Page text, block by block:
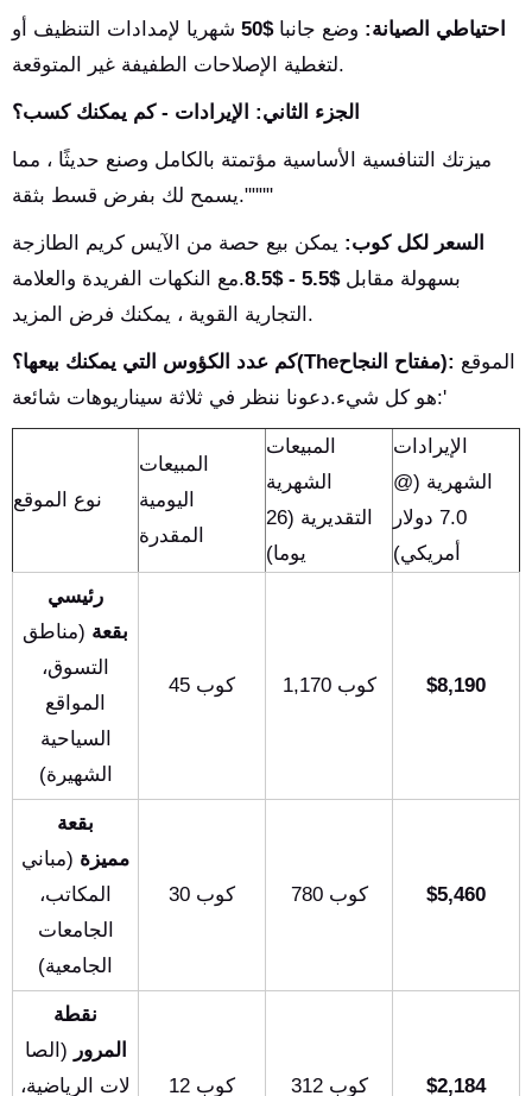
احتياطي الصيانة: وضع جانبا$50
شهريا لإمدادات التنظيف أو
لتغطية الإصلاحات الطفيفة غير المتوقعة.
الجزء الثاني: الإيرادات - كم يمكنك كسب؟
ميزتك التنافسية الأساسية مؤتمتة بالكامل وصنع حديثًا ، مما
يسمح لك بفرض قسط بثقة.""""
السعر لكل كوب: يمكن بيع حصة من الآيس كريم الطازجة
بسهولة مقابل$5.5 - $8.5
.مع النكهات الفريدة والعلامة
التجارية القوية ، يمكنك فرض المزيد.
كم عدد الكؤوس التي يمكنك بيعها؟(Theمفتاح النجاح):
هو كل شيء.دعونا ننظر في ثلاثة سيناريوهات شائعة:'
نوع الموقع
المبيعات
اليومية
المقدرة
المبيعات
الشهرية
التقديرية (26
يوما)
الإيرادات
الشهرية (@
7.0 دولار
أمريكي)
رئيسي
بقعة (مناطق
التسوق،
المواقع
السياحية
الشهيرة)
45 كوب 1,170 كوب $8,190
بقعة
مميزة (مباني
المكاتب،
الجامعات
الجامعية)
30 كوب 780 كوب $5,460
نقطة
المرور (الصا
لات الرياضية،
12 كوب 312 كوب $2,184